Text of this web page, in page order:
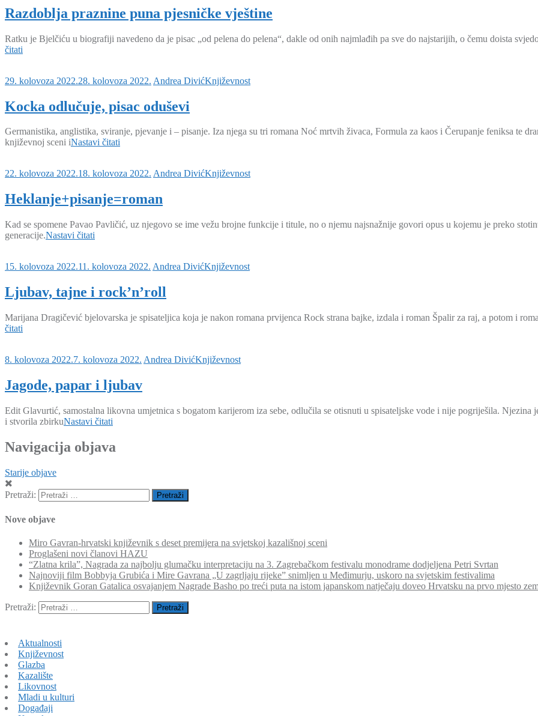
Razdoblja praznine puna pjesničke vještine
Ratku je Bjelčiću u biografiji navedeno da je pisac „od pelena do pelena“, dakle od onih najmlađih pa sve do najstarijih, o čemu doista
čitati
29. kolovoza 2022.28. kolovoza 2022. Andrea DivićKnjiževnost
Kocka odlučuje, pisac oduševi
Germanistika, anglistika, sviranje, pjevanje i – pisanje. Iza njega su tri romana Noć mrtvih živaca, Formula za kaos i Čerupanje feniksa te
književnoj sceni iNastavi čitati
22. kolovoza 2022.18. kolovoza 2022. Andrea DivićKnjiževnost
Heklanje+pisanje=roman
Kad se spomene Pavao Pavličić, uz njegovo se ime vežu brojne funkcije i titule, no o njemu najsnažnije govori opus u kojemu je preko
generacije.Nastavi čitati
15. kolovoza 2022.11. kolovoza 2022. Andrea DivićKnjiževnost
Ljubav, tajne i rock’n’roll
Marijana Dragičević bjelovarska je spisateljica koja je nakon romana prvijenca Rock strana bajke, izdala i roman Špalir za raj, a potom i
čitati
8. kolovoza 2022.7. kolovoza 2022. Andrea DivićKnjiževnost
Jagode, papar i ljubav
Edit Glavurtić, samostalna likovna umjetnica s bogatom karijerom iza sebe, odlučila se otisnuti u spisateljske vode i nije pogriješila.
i stvorila zbirkuNastavi čitati
Navigacija objava
Starije objave
Pretraži:
Nove objave
Miro Gavran-hrvatski književnik s deset premijera na svjetskoj kazališnoj sceni
Proglašeni novi članovi HAZU
“Zlatna krila”, Nagrada za najbolju glumačku interpretaciju na 3. Zagrebačkom festivalu monodrame dodjeljena Petri Svrtan
Najnoviji film Bobbyja Grubića i Mire Gavrana „U zagrljaju rijeke” snimljen u Međimurju, uskoro na svjetskim festivalima
Književnik Goran Gatalica osvajanjem Nagrade Basho po treći puta na istom japanskom natječaju doveo Hrvatsku na prvo mjesto
Pretraži:
Aktualnosti
Književnost
Glazba
Kazalište
Likovnost
Mladi u kulturi
Događaji